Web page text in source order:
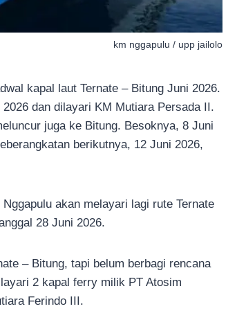
km nggapulu / upp jailolo
kapal laut Ternate – Bitung Juni 2026.
dan dilayari KM Mutiara Persada II.
juga ke Bitung. Besoknya, 8 Juni
berikutnya, 12 Juni 2026,
akan melayari lagi rute Ternate
28 Juni 2026.
– Bitung, tapi belum berbagi rencana
2 kapal ferry milik PT Atosim
Ferindo III.